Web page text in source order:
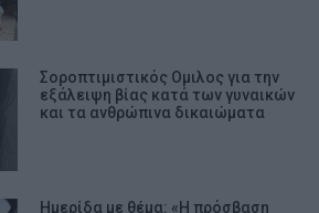
Σοροπτιμιστικός Ομιλος για την
εξάλειψη βίας κατά των γυναικών
και τα ανθρώπινα δικαιώματα
Ημερίδα με θέμα: «Η πρόσβαση